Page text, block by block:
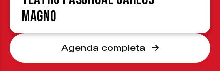
Magno
Agenda completa